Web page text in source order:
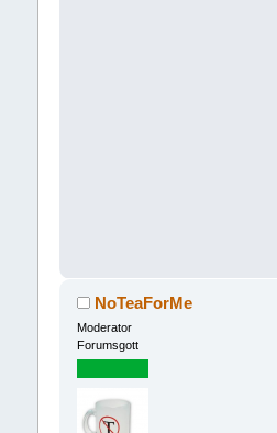
NoTeaForMe
Moderator
Forumsgott